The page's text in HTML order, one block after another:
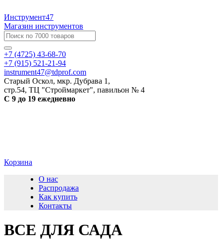
Инструмент47
Магазин инструментов
+7 (4725) 43-68-70
+7 (915) 521-21-94
instrument47@tdprof.com
Старый Оскол, мкр. Дубрава 1,
стр.54, ТЦ "Строймаркет", павильон № 4
С 9 до 19 ежедневно
Корзина
О нас
Распродажа
Как купить
Контакты
ВСЕ ДЛЯ САДА